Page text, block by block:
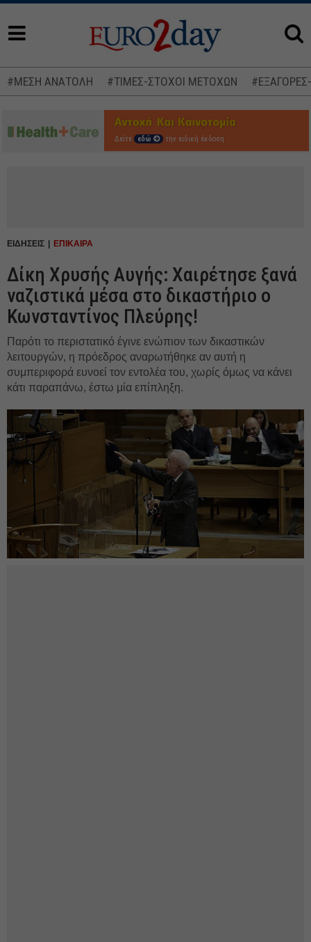
#ΜΕΣΗ ΑΝΑΤΟΛΗ #ΤΙΜΕΣ-ΣΤΟΧΟΙ ΜΕΤΟΧΩΝ
Δείτε εδώ την ειδική έκδοση
ΕΙΔΗΣΕΙΣ ΕΠΙΚΑΙΡΑ
Δίκη Χρυσής Αυγής: Xαιρέτησε ξανά
ναζιστικά μέσα στο δικαστήριο o
Κωνσταντίνος Πλεύρης!
Παρότι το περιστατικό έγινε ενώπιον των δικαστικών
λειτουργών, η πρόεδρος αναρωτήθηκε αν αυτή η
συμπεριφορά ευνοεί τον εντολέα του, χωρίς όμως να κάνει
κάτι παραπάνω, έστω μία επίπληξη.